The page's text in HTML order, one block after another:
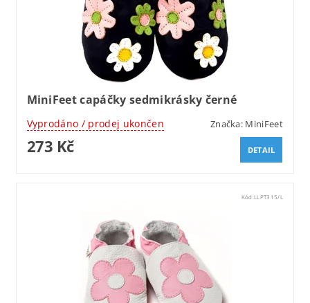
MiniFeet capáčky sedmikrásky černé
Vyprodáno / prodej ukončen Značka: MiniFeet
273 Kč DETAIL
Kód:LLPT315/L